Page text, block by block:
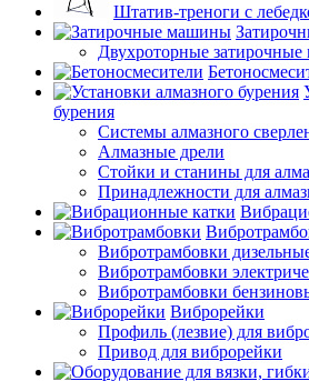
Штатив-треноги с
Двухроторные
бурения
Системы алмазного
Алмазные дрели
Стойки и станины для
Принадлежности для
Вибротрамбовки
Вибротрамбовки
Вибротрамбовки
Виброрейки
Профиль (лезвие) для
Привод для виброрейки